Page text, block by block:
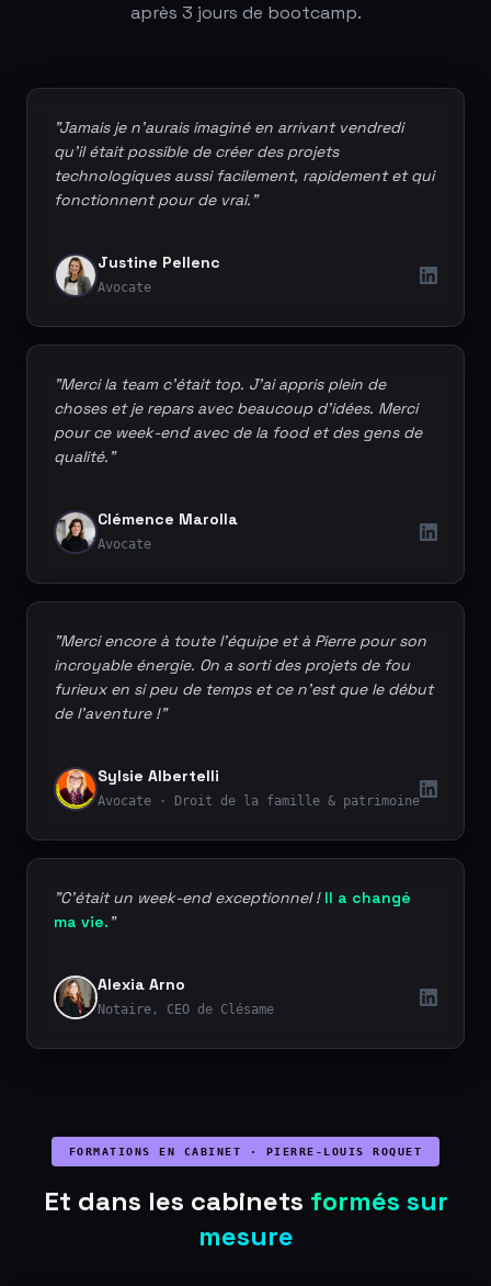
après 3 jours de bootcamp.
"Jamais je n'aurais imaginé en arrivant vendredi
qu'il était possible de créer des projets
technologiques aussi facilement, rapidement et qui
fonctionnent pour de vrai."
Justine Pellenc
Avocate
"Merci la team c'était top. J'ai appris plein de
choses et je repars avec beaucoup d'idées. Merci
pour ce week-end avec de la food et des gens de
qualité."
Clémence Marolla
Avocate
"Merci encore à toute l'équipe et à Pierre pour son
incroyable énergie. On a sorti des projets de fou
furieux en si peu de temps et ce n'est que le début
de l'aventure !"
Sylsie Albertelli
Avocate · Droit de la famille & patrimoine
"C'était un week-end exceptionnel ! Il a changé
ma vie. "
Alexia Arno
Notaire, CEO de Clésame
FORMATIONS EN CABINET · PIERRE-LOUIS ROQUET
Et dans les cabinets formés sur
mesure